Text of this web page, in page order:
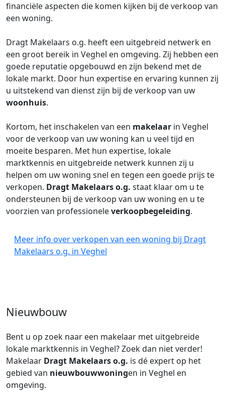
financiële aspecten die komen kijken bij de verkoop van
een woning.
Dragt Makelaars o.g. heeft een uitgebreid netwerk en
een groot bereik in Veghel en omgeving. Zij hebben een
goede reputatie opgebouwd en zijn bekend met de
lokale markt. Door hun expertise en ervaring kunnen zij
u uitstekend van dienst zijn bij de verkoop van uw
woonhuis.
Kortom, het inschakelen van een makelaar in Veghel
voor de verkoop van uw woning kan u veel tijd en
moeite besparen. Met hun expertise, lokale
marktkennis en uitgebreide netwerk kunnen zij u
helpen om uw woning snel en tegen een goede prijs te
verkopen. Dragt Makelaars o.g. staat klaar om u te
ondersteunen bij de verkoop van uw woning en u te
voorzien van professioneleverkoopbegeleiding.
Meer info over verkopen van een woning bij Dragt
Makelaars o.g. in Veghel
Nieuwbouw
Bent u op zoek naar een makelaar met uitgebreide
lokale marktkennis in Veghel? Zoek dan niet verder!
Makelaar Dragt Makelaars o.g. is dé expert op het
gebied van nieuwbouwwoningen in Veghel en
omgeving.